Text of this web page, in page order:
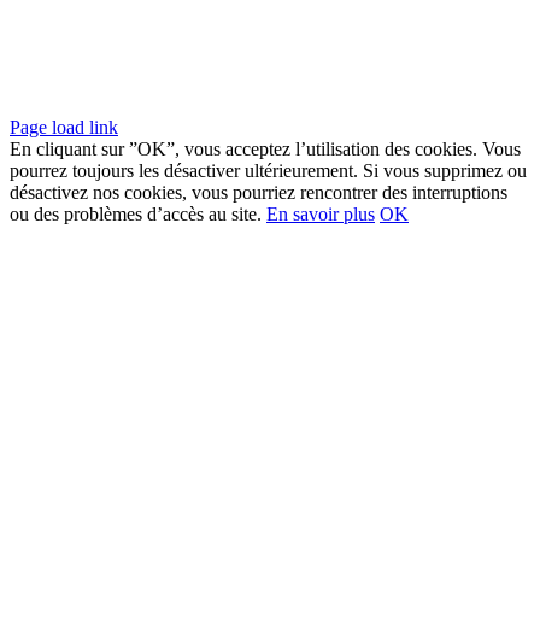
Page load link
En cliquant sur ”OK”, vous acceptez l’utilisation des cookies. Vous
pourrez toujours les désactiver ultérieurement. Si vous supprimez ou
désactivez nos cookies, vous pourriez rencontrer des interruptions
ou des problèmes d’accès au site. En savoir plus OK